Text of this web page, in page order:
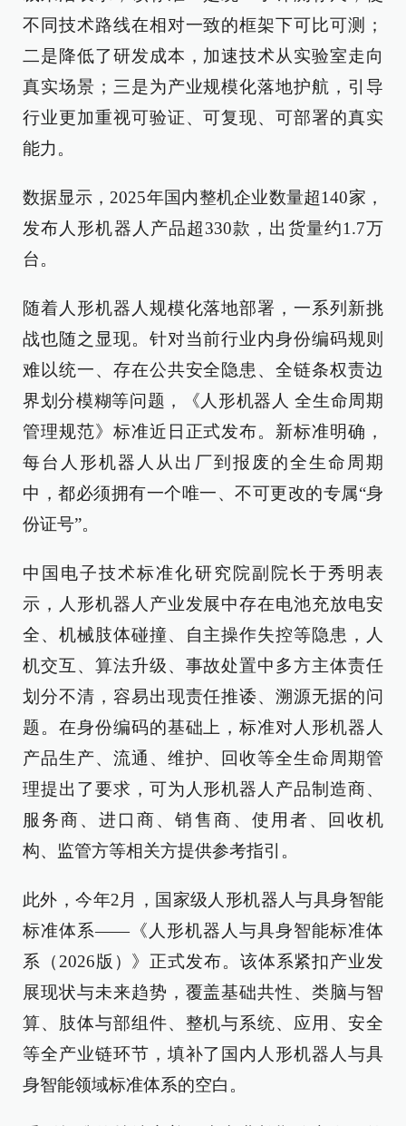
不同技术路线在相对一致的框架下可比可测；
二是降低了研发成本，加速技术从实验室走向
真实场景；三是为产业规模化落地护航，引导
行业更加重视可验证、可复现、可部署的真实
能力。
数据显示，2025年国内整机企业数量超140家，
发布人形机器人产品超330款，出货量约1.7万
台。
随着人形机器人规模化落地部署，一系列新挑
战也随之显现。针对当前行业内身份编码规则
难以统一、存在公共安全隐患、全链条权责边
界划分模糊等问题，《人形机器人 全生命周期
管理规范》标准近日正式发布。新标准明确，
每台人形机器人从出厂到报废的全生命周期
中，都必须拥有一个唯一、不可更改的专属“身
份证号”。
中国电子技术标准化研究院副院长于秀明表
示，人形机器人产业发展中存在电池充放电安
全、机械肢体碰撞、自主操作失控等隐患，人
机交互、算法升级、事故处置中多方主体责任
划分不清，容易出现责任推诿、溯源无据的问
题。在身份编码的基础上，标准对人形机器人
产品生产、流通、维护、回收等全生命周期管
理提出了要求，可为人形机器人产品制造商、
服务商、进口商、销售商、使用者、回收机
构、监管方等相关方提供参考指引。
此外，今年2月，国家级人形机器人与具身智能
标准体系——《人形机器人与具身智能标准体
系（2026版）》正式发布。该体系紧扣产业发
展现状与未来趋势，覆盖基础共性、类脑与智
算、肢体与部组件、整机与系统、应用、安全
等全产业链环节，填补了国内人形机器人与具
身智能领域标准体系的空白。